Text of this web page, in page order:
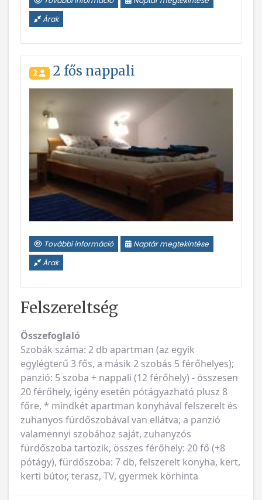
Árak
2 2 fős nappali
További információ
Naptár megtekintése
Árak
Felszereltség
Összefoglaló
Szobák száma: 2 db apartman (az egyik
egylégterű 3 fős, a másik 2 szobás 5 férőhelyes);
panzió: 5 szoba + nappali (12 férőhely) - összesen
20 férőhely, igény esetén pótágyazható plusz 8
főre, * mindkét apartman konyhával felszerelt és
zuhanyos fürdőszobával van ellátva; a panzió
valamennyi szobához saját, zuhanyzós
fürdőszoba tartozik, összes férőhely: 20 fő (+8
pótágy), fürdőszoba: 7 db, felszerelt konyha, kert,
kerti bútor, terasz, TV, gyermek körhinta